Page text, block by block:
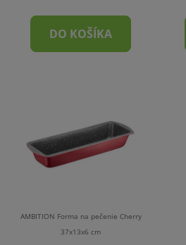
DO KOŠÍKA
AMBITION Forma na pečenie Cherry
37x13x6 cm